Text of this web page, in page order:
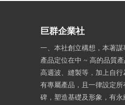
巨群企業社
一、本社創立構想，本著
產品定位在中 ~ 高的品質
高週波、縫製等，加上自
有專屬產品，且一律設定
碑，塑造基礎及形象，有永